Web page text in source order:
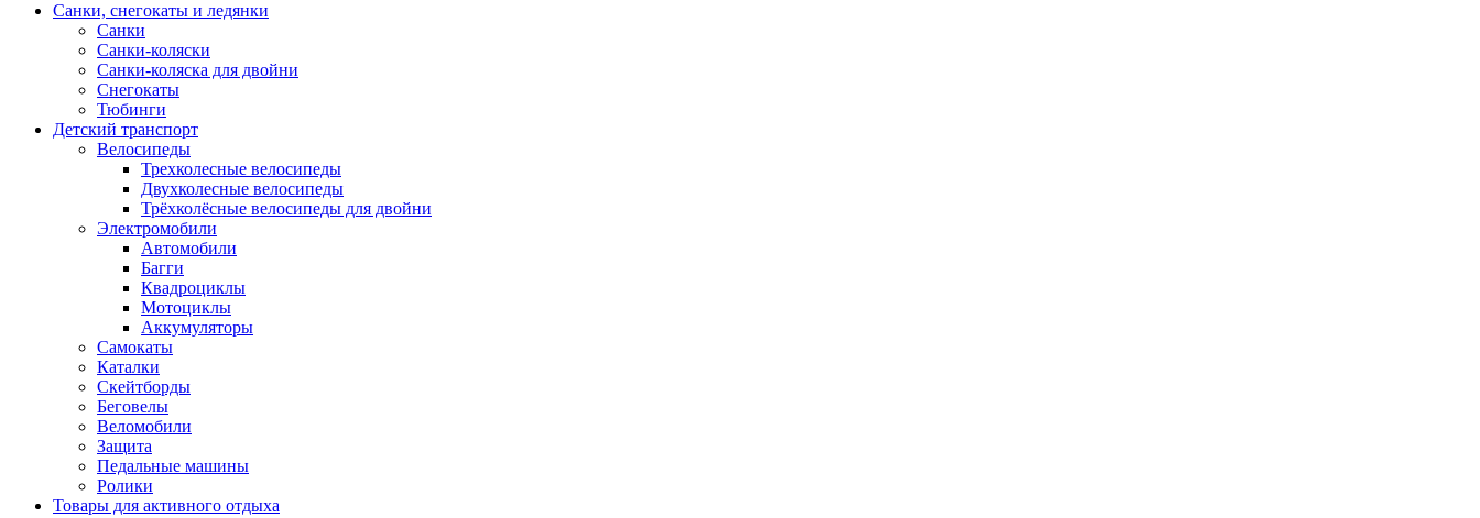
Санки, снегокаты и ледянки
Санки
Санки-коляски
Санки-коляска для двойни
Снегокаты
Тюбинги
Детский транспорт
Велосипеды
Трехколесные велосипеды
Двухколесные велосипеды
Трёхколёсные велосипеды для двойни
Электромобили
Автомобили
Багги
Квадроциклы
Мотоциклы
Аккумуляторы
Самокаты
Каталки
Скейтборды
Беговелы
Веломобили
Защита
Педальные машины
Ролики
Товары для активного отдыха